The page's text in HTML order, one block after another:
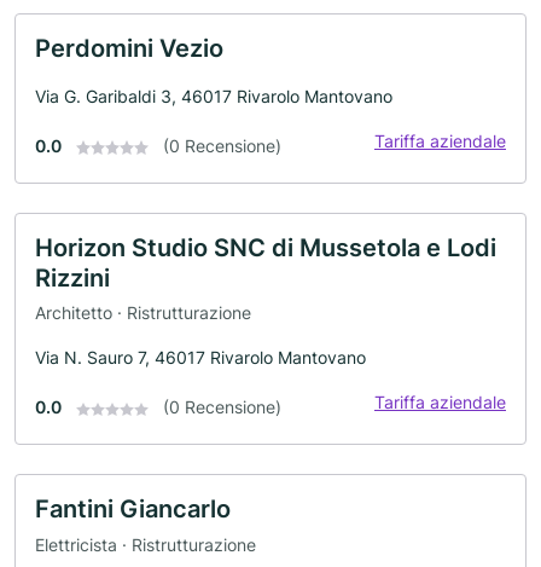
Perdomini Vezio
Via G. Garibaldi 3, 46017 Rivarolo Mantovano
0.0 (0 Recensione) Tariffa aziendale
Horizon Studio SNC di Mussetola e Lodi
Rizzini
Architetto · Ristrutturazione
Via N. Sauro 7, 46017 Rivarolo Mantovano
0.0 (0 Recensione) Tariffa aziendale
Fantini Giancarlo
Elettricista · Ristrutturazione